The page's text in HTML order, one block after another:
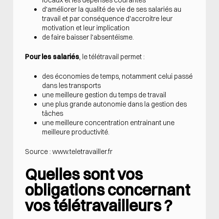
d'améliorer la qualité de vie de ses salariés au
travail et par conséquence d'accroitre leur
motivation et leur implication
de faire baisser l'absentéisme.
Pour les salariés, le télétravail permet :
des économies de temps, notamment celui passé
dans les transports
une meilleure gestion du temps de travail
une plus grande autonomie dans la gestion des
tâches
une meilleure concentration entrainant une
meilleure productivité.
Source : www.teletravailler.fr
Quelles sont vos
obligations concernant
vos télétravailleurs ?